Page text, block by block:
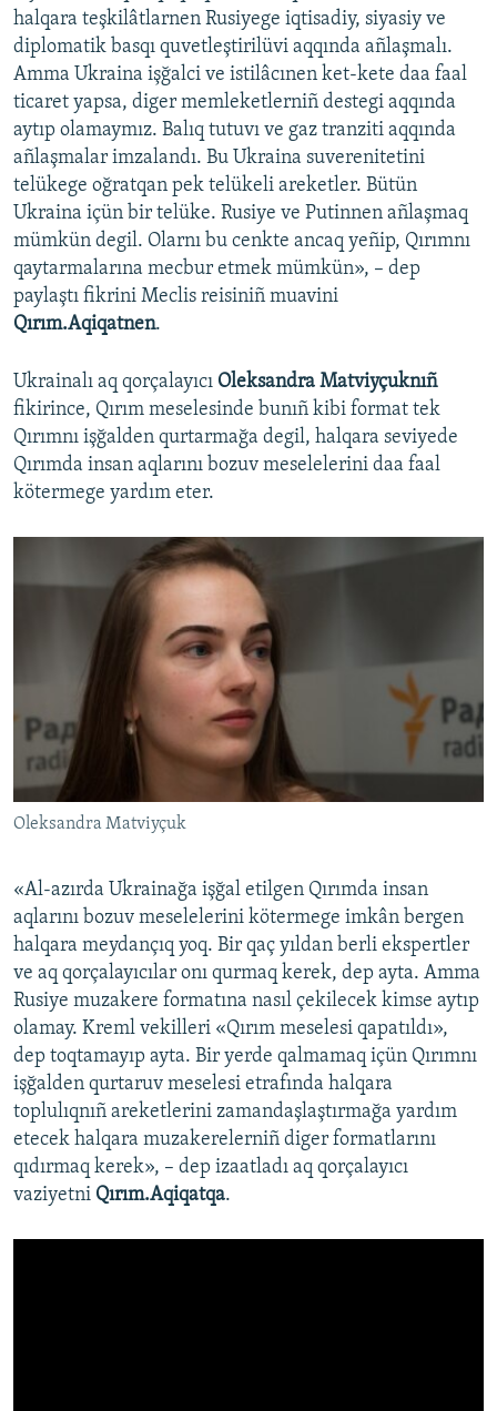
halqara teşkilâtlarnen Rusiyege iqtisadiy, siyasiy ve
diplomatik basqı quvetleştirilüvi aqqında añlaşmalı.
Amma Ukraina işğalci ve istilâcınen ket-kete daa faal
ticaret yapsa, diger memleketlerniñ destegi aqqında
aytıp olamaymız. Balıq tutuvı ve gaz tranziti aqqında
añlaşmalar imzalandı. Bu Ukraina suverenitetini
telükege oğratqan pek telükeli areketler. Bütün
Ukraina içün bir telüke. Rusiye ve Putinnen añlaşmaq
mümkün degil. Olarnı bu cenkte ancaq yeñip, Qırımnı
qaytarmalarına mecbur etmek mümkün», – dep
paylaştı fikrini Meclis reisiniñ muavini
Qırım.Aqiqatnen.
Ukrainalı aq qorçalayıcı Oleksandra Matviyçuknıñ
fikirince, Qırım meselesinde bunıñ kibi format tek
Qırımnı işğalden qurtarmağa degil, halqara seviyede
Qırımda insan aqlarını bozuv meselelerini daa faal
kötermege yardım eter.
Oleksandra Matviyçuk
«Al-azırda Ukrainağa işğal etilgen Qırımda insan
aqlarını bozuv meselelerini kötermege imkân bergen
halqara meydançıq yoq. Bir qaç yıldan berli ekspertler
ve aq qorçalayıcılar onı qurmaq kerek, dep ayta. Amma
Rusiye muzakere formatına nasıl çekilecek kimse aytıp
olamay. Kreml vekilleri «Qırım meselesi qapatıldı»,
dep toqtamayıp ayta. Bir yerde qalmamaq içün Qırımnı
işğalden qurtaruv meselesi etrafında halqara
toplulıqnıñ areketlerini zamandaşlaştırmağa yardım
etecek halqara muzakerelerniñ diger formatlarını
qıdırmaq kerek», – dep izaatladı aq qorçalayıcı
vaziyetni Qırım.Aqiqatqa.